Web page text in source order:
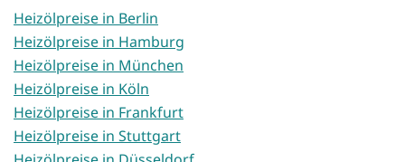
Heizölpreise in Berlin
Heizölpreise in Hamburg
Heizölpreise in München
Heizölpreise in Köln
Heizölpreise in Frankfurt
Heizölpreise in Stuttgart